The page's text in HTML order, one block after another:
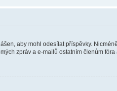
aby mohl odesílat příspěvky.
zpráv a e-mailů ostatním členům